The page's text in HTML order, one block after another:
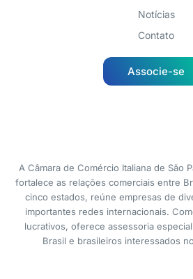
Notícias
Contato
Associe-se
A Câmara de Comércio Italiana de São
fortalece as relações comerciais entre
cinco estados, reúne empresas de
importantes redes internacionais.
lucrativos, oferece assessoria
Brasil e brasileiros interessados